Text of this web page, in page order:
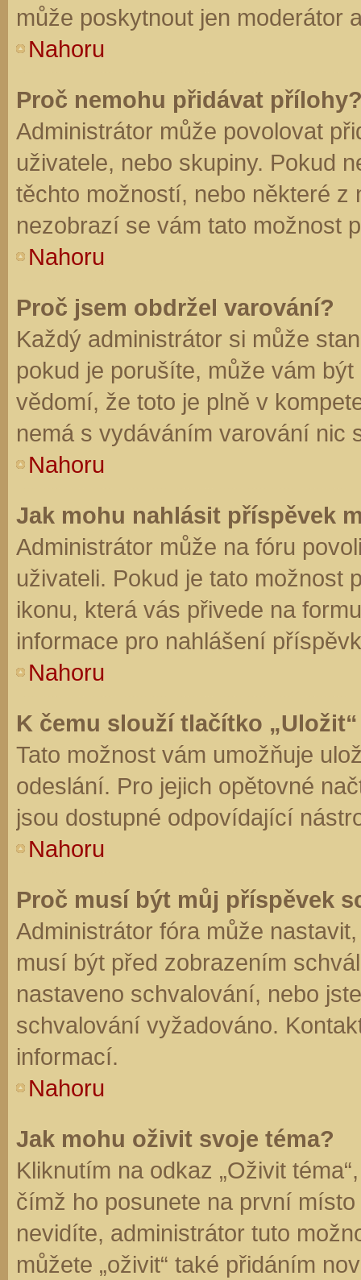
může poskytnout jen moderátor
Nahoru
Proč nemohu přidávat
Administrátor může povolovat
uživatele, nebo skupiny. Pokud
těchto možností, nebo některé z
nezobrazí se vám tato možnost
Nahoru
Proč jsem obdržel varování?
Každý administrátor si může
pokud je porušíte, může vám
vědomí, že toto je plně v
nemá s vydáváním varování nic
Nahoru
Jak mohu nahlásit příspěvek
Administrátor může na fóru
uživateli. Pokud je tato možnost
ikonu, která vás přivede na
informace pro nahlášení
Nahoru
K čemu slouží tlačítko
Tato možnost vám umožňuje
odeslání. Pro jejich opětovné
jsou dostupné odpovídající
Nahoru
Proč musí být můj příspěvek
Administrátor fóra může
musí být před zobrazením
nastaveno schvalování, nebo
schvalování vyžadováno.
informací.
Nahoru
Jak mohu oživit svoje téma?
Kliknutím na odkaz „Oživit
čímž ho posunete na první
nevidíte, administrátor tuto
můžete „oživit“ také přidáním